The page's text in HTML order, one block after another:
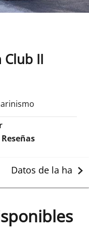
Club II
Reseñas
Datos de la